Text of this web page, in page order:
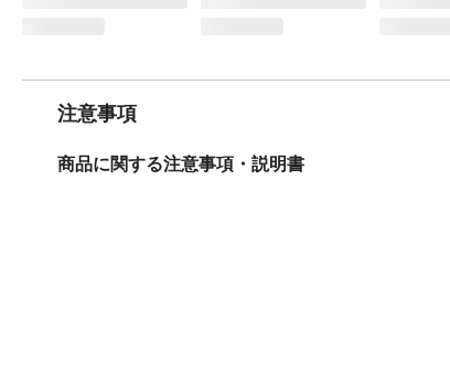
注意事項
商品に関する注意事項・説明書